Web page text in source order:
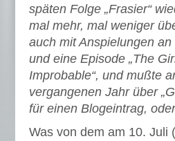
späten Folge „Frasier“
mal mehr, mal weniger
auch mit Anspielungen
und eine Episode „The
Improbable“, und mußte
vergangenen Jahr über
für einen Blogeintrag,
Was von dem am 10. Juli